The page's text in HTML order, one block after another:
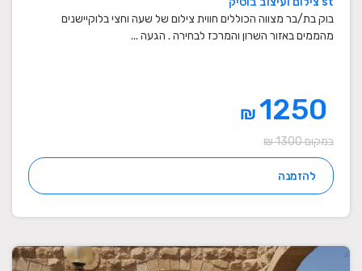
בוק בת/בר מצווה הכוללים חווית צילום של שעה וחצי בלוקיישנים
מהממים באזור השרון והמרכז לבחירה . הגעה ...
₪
במקום 1300 ₪
להזמנה